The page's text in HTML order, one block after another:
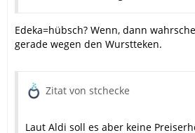
Edeka=hübsch? Wenn, dann
gerade wegen den Wurstteken.
Zitat von stchecke
Laut Aldi soll es aber keine